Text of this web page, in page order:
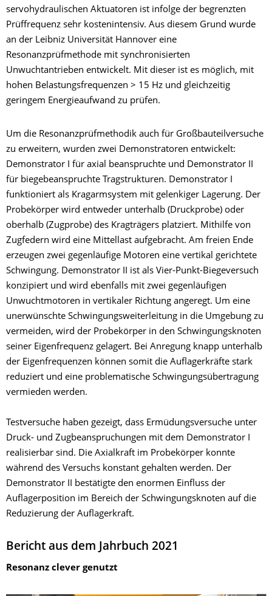
servohydraulischen Aktuatoren ist infolge der begrenzten
Prüffrequenz sehr kostenintensiv. Aus diesem Grund wurde
an der Leibniz Universität Hannover eine
Resonanzprüfmethode mit synchronisierten
Unwuchtantrieben entwickelt. Mit dieser ist es möglich, mit
hohen Belastungsfrequenzen > 15 Hz und gleichzeitig
geringem Energieaufwand zu prüfen.
Um die Resonanzprüfmethodik auch für Großbauteilversuche
zu erweitern, wurden zwei Demonstratoren entwickelt:
Demonstrator I für axial beanspruchte und Demonstrator II
für biegebeanspruchte Tragstrukturen. Demonstrator I
funktioniert als Kragarmsystem mit gelenkiger Lagerung. Der
Probekörper wird entweder unterhalb (Druckprobe) oder
oberhalb (Zugprobe) des Kragträgers platziert. Mithilfe von
Zugfedern wird eine Mittellast aufgebracht. Am freien Ende
erzeugen zwei gegenläufige Motoren eine vertikal gerichtete
Schwingung. Demonstrator II ist als Vier-Punkt-Biegeversuch
konzipiert und wird ebenfalls mit zwei gegenläufigen
Unwuchtmotoren in vertikaler Richtung angeregt. Um eine
unerwünschte Schwingungsweiterleitung in die Umgebung zu
vermeiden, wird der Probekörper in den Schwingungsknoten
seiner Eigenfrequenz gelagert. Bei Anregung knapp unterhalb
der Eigenfrequenzen können somit die Auflagerkräfte stark
reduziert und eine problematische Schwingungsübertragung
vermieden werden.
Testversuche haben gezeigt, dass Ermüdungsversuche unter
Druck- und Zugbeanspruchungen mit dem Demonstrator I
realisierbar sind. Die Axialkraft im Probekörper konnte
während des Versuchs konstant gehalten werden. Der
Demonstrator II bestätigte den enormen Einfluss der
Auflagerposition im Bereich der Schwingungsknoten auf die
Reduzierung der Auflagerkraft.
Bericht aus dem Jahrbuch 2021
Resonanz clever genutzt